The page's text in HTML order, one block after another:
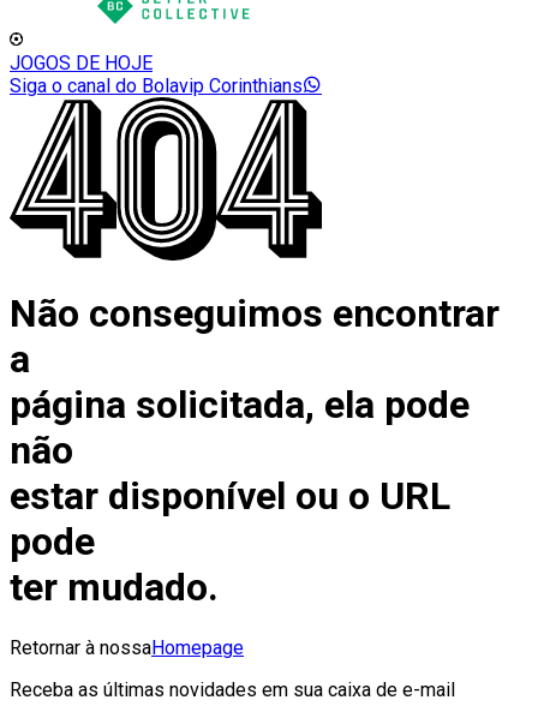
JOGOS DE HOJE
Siga o canal do Bolavip Corinthians
Não conseguimos encontrar
a
página solicitada, ela pode
não
estar disponível ou o URL
pode
ter mudado.
Retornar à nossaHomepage
Receba as últimas novidades em sua caixa de e-mail